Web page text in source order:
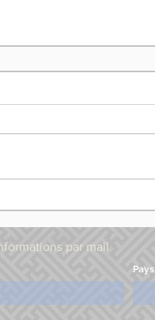
par mail
Pays